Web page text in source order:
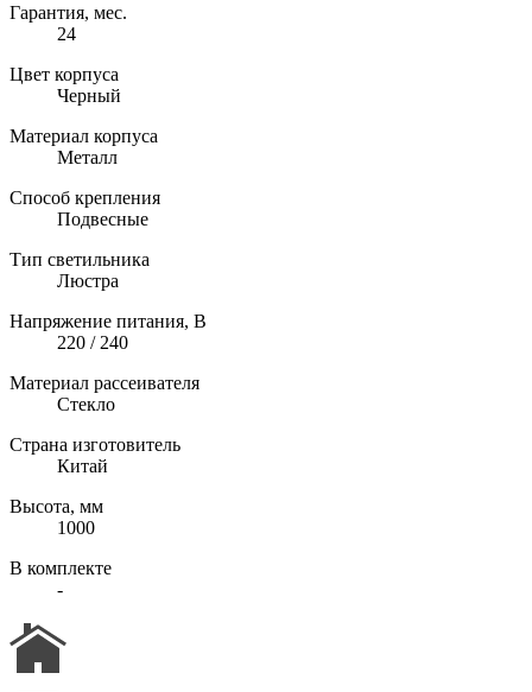
Гарантия, мес.
24
Цвет корпуса
Черный
Материал корпуса
Металл
Способ крепления
Подвесные
Тип светильника
Люстра
Напряжение питания, В
220 / 240
Материал рассеивателя
Стекло
Страна изготовитель
Китай
Высота, мм
1000
В комплекте
-